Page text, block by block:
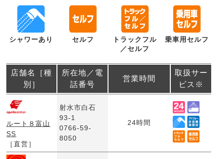
シャワーあり セルフ
トラックフル
／セルフ
乗車用セルフ
店舗名［種
別］
所在地／電
話番号
営業時間
取扱サー
ビス※
ルート８富山
SS
［直営］
射水市白石
93-1
0766-59-
8050
24時間